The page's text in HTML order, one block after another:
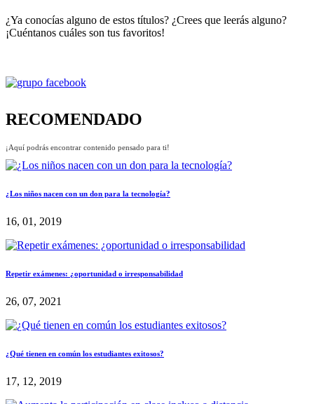
¿Ya conocías alguno de estos títulos? ¿Crees que leerás alguno?
¡Cuéntanos cuáles son tus favoritos!
RECOMENDADO
¡Aquí podrás encontrar contenido pensado para ti!
¿Los niños nacen con un don para la tecnología?
16, 01, 2019
Repetir exámenes: ¿oportunidad o irresponsabilidad
26, 07, 2021
¿Qué tienen en común los estudiantes exitosos?
17, 12, 2019